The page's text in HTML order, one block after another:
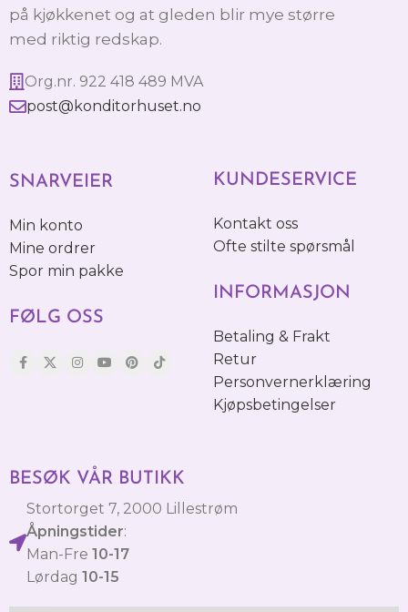
på kjøkkenet og at gleden blir mye større
med riktig redskap.
Org.nr. 922 418 489 MVA
post@konditorhuset.no
SNARVEIER
Min konto
Mine ordrer
Spor min pakke
FØLG OSS
KUNDESERVICE
Kontakt oss
Ofte stilte spørsmål
INFORMASJON
Betaling & Frakt
Retur
Personvernerklæring
Kjøpsbetingelser
BESØK VÅR BUTIKK
Stortorget 7, 2000 Lillestrøm
Åpningstider:
Man-Fre 10-17
Lørdag 10-15